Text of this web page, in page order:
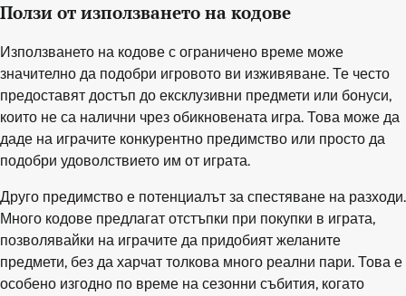
Ползи от използването на кодове
Използването на кодове с ограничено време може
значително да подобри игровото ви изживяване. Те често
предоставят достъп до ексклузивни предмети или бонуси,
които не са налични чрез обикновената игра. Това може да
даде на играчите конкурентно предимство или просто да
подобри удоволствието им от играта.
Друго предимство е потенциалът за спестяване на разходи.
Много кодове предлагат отстъпки при покупки в играта,
позволявайки на играчите да придобият желаните
предмети, без да харчат толкова много реални пари. Това е
особено изгодно по време на сезонни събития, когато